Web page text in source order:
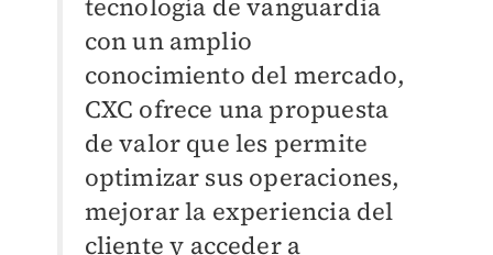
tecnología de vanguardia
con un amplio
conocimiento del mercado,
CXC ofrece una propuesta
de valor que les permite
optimizar sus operaciones,
mejorar la experiencia del
cliente y acceder a